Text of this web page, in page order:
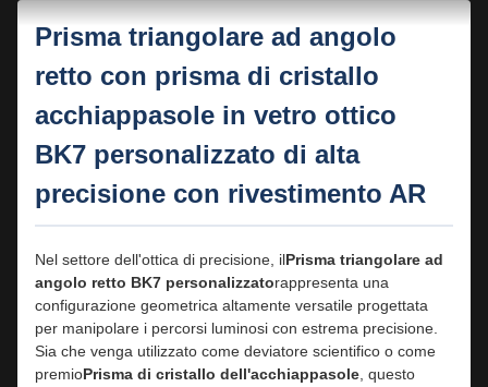
Prisma triangolare ad angolo
retto con prisma di cristallo
acchiappasole in vetro ottico
BK7 personalizzato di alta
precisione con rivestimento AR
Nel settore dell'ottica di precisione, ilPrisma triangolare ad
angolo retto BK7 personalizzatorappresenta una
configurazione geometrica altamente versatile progettata
per manipolare i percorsi luminosi con estrema precisione.
Sia che venga utilizzato come deviatore scientifico o come
premioPrisma di cristallo dell'acchiappasole , questo